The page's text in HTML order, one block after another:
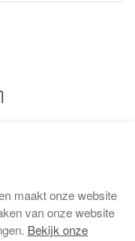
maakt onze website
van onze website
Bekijk onze